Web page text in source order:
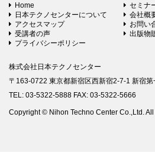
Home
セミナ
日本テクノセンターについて
会社概
アクセスマップ
お問い
受講者の声
出版物
プライバシーポリシー
株式会社日本テクノセンター
〒163-0722 東京都新宿区西新宿2-7-1 新宿
TEL: 03-5322-5888 FAX: 03-5322-5666
Copyright © Nihon Techno Center Co.,Ltd.